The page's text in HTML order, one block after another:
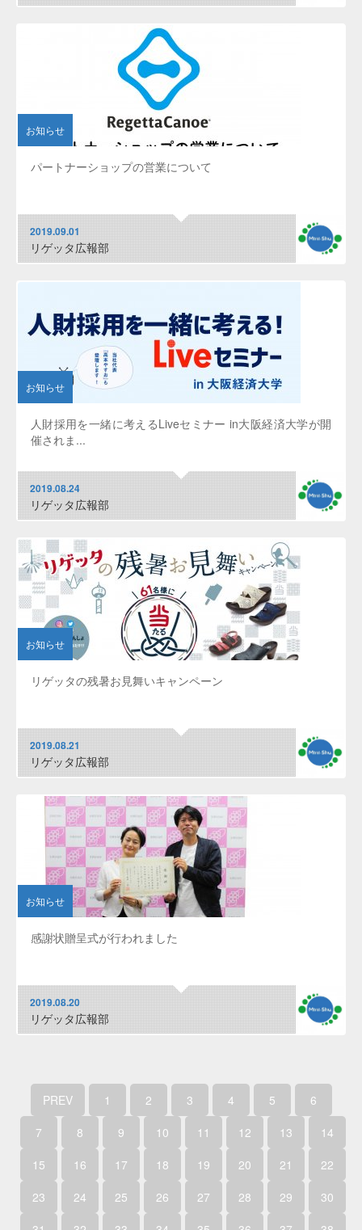
お知らせ
パートナーショップの営業について
2019.09.01
リゲッタ広報部
お知らせ
人財採用を一緒に考えるLiveセミナー in大阪経済大学が開
催されま...
2019.08.24
リゲッタ広報部
お知らせ
リゲッタの残暑お見舞いキャンペーン
2019.08.21
リゲッタ広報部
お知らせ
感謝状贈呈式が行われました
2019.08.20
リゲッタ広報部
PREV 1 2 3 4 5
6
7
8 9 10 11 12 13
14
15
16 17 18 19 20 21
22
23
24 25 26 27 28 29
30